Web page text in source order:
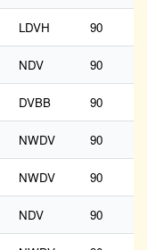
LDVH 90
NDV 90
DVBB 90
NWDV 90
NWDV 90
NDV 90